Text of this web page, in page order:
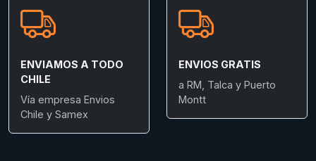
ENVIAMOS A TODO
CHILE
Vía empresa Envios
Chile y Samex
ENVIOS GRATIS
a RM, Talca y Puerto
Montt